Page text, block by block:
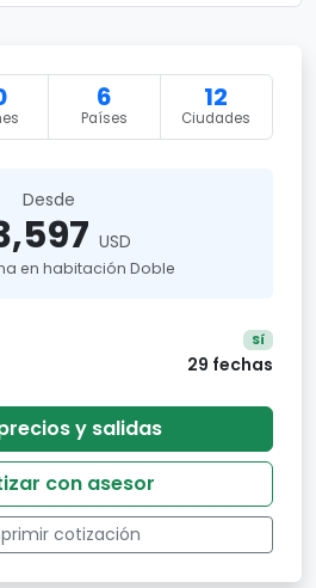
6
Países
12
Ciudades
Desde
USD
en habitación Doble
Sí
29 fechas
y salidas
con asesor
cotización